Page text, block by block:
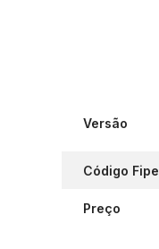
Versão
Código Fipe
Preço